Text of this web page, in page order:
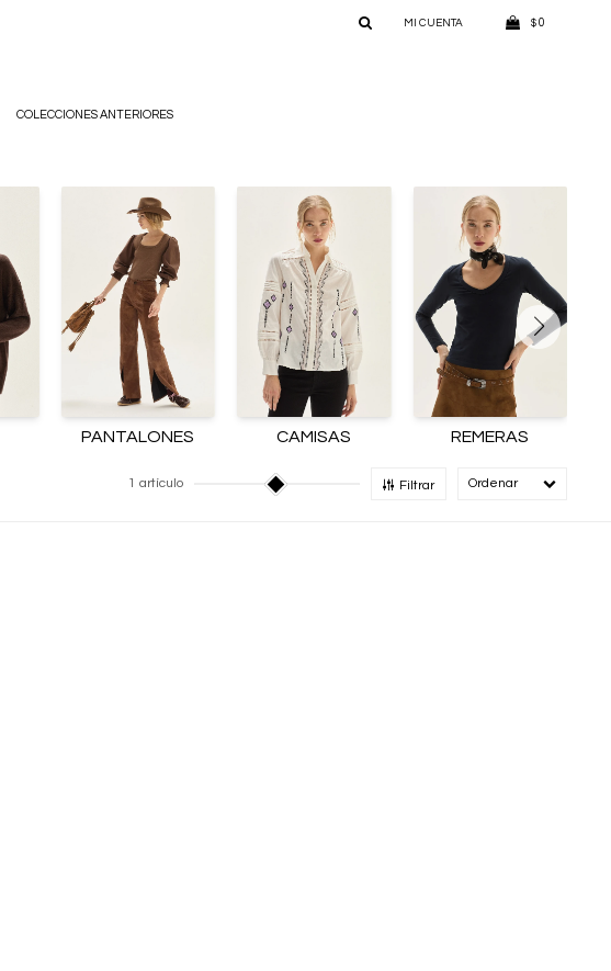
COLECCIONES ANTERIORES
$ 0
PANTALONES CAMISAS REMERAS
1 artículo Filtrar